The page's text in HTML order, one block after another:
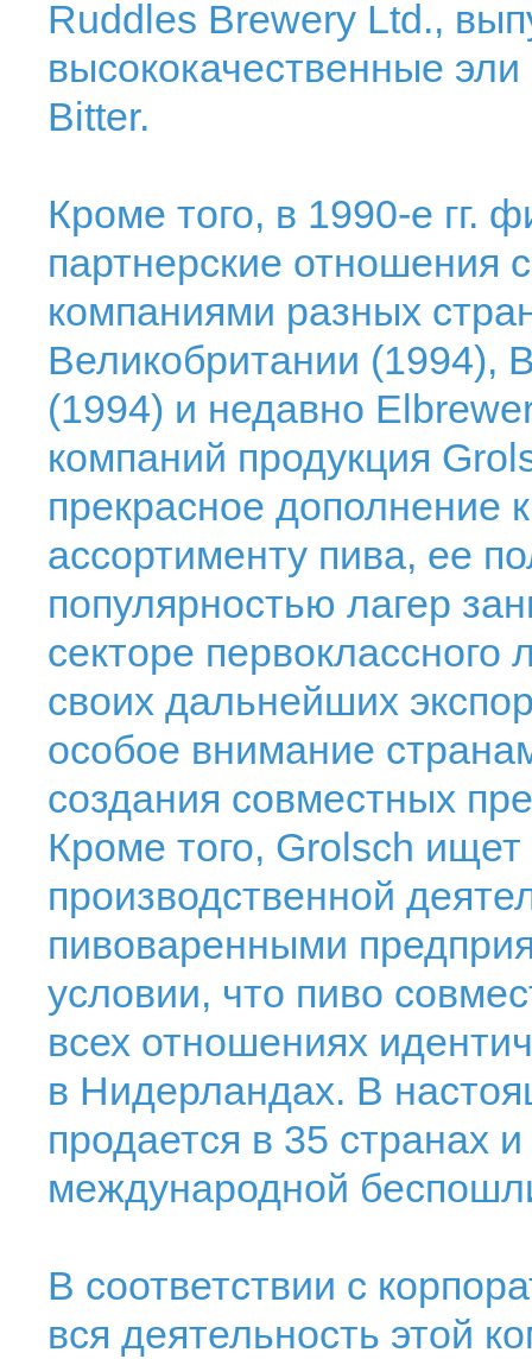
Ruddles Brewery Ltd.,
высококачественные
Bitter.
Кроме того, в 1990-е гг.
партнерские
компаниями разных
Великобритании (1994),
(1994) и недавно
компаний продукция
прекрасное дополнение
ассортименту пива, ее
популярностью лагер
секторе первоклассного
своих дальнейших
особое внимание
создания совместных
Кроме того, Grolsch
производственной
пивоваренными
условии, что пиво
всех отношениях
в Нидерландах. В
продается в 35 странах
международной
В соответствии с
вся деятельность этой